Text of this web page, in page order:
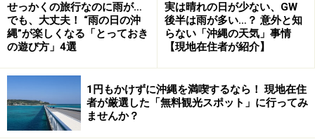
爺会」。観光で訪れる人に安らぎを、地域の人には楽し
く暮らせるきれいな集落を、という目的のために設立さ
れました。
ブロック塀もシーサーに変身？
せっかくの旅行なのに雨が…
でも、大丈夫！ “雨の日の沖
縄”が楽しくなる「とっておき
の遊び方」4選
実は晴れの日が少ない、GW
後半は雨が多い…？ 意外と知
らない「沖縄の天気」事情
【現地在住者が紹介】
1円もかけずに沖縄を満喫するなら！ 現地在住
者が厳選した「無料観光スポット」に行ってみ
ませんか？